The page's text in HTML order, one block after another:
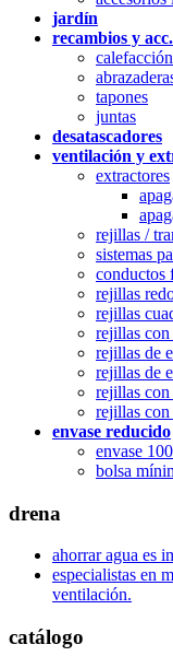
jardín
recambios y
calefacción
tapones
juntas
desatascadores
ventilación y
extractores
rejillas /
sistemas
conductos
rejillas
rejillas
rejillas
rejillas de
rejillas de
rejillas
rejillas con
envase reducido
envase
bolsa
drena
ahorrar agua es
especialistas en
ventilación.
catálogo